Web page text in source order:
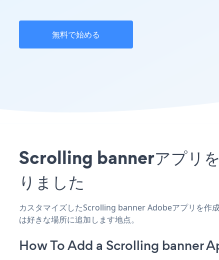
無料で始める
Scrolling bannerアプリ
りました
カスタマイズしたScrolling banner Adobeアプリを作
は好きな場所に追加します地点。
How To Add a Scrolling banner